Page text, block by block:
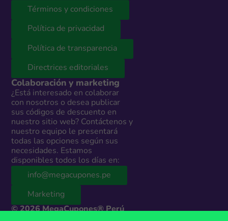
Términos y condiciones
Política de privacidad
Política de transparencia
Directrices editoriales
Colaboración y marketing
¿Está interesado en colaborar
con nosotros o desea publicar
sus códigos de descuento en
nuestro sitio web? Contáctenos y
nuestro equipo le presentará
todas las opciones según sus
necesidades. Estamos
disponibles todos los días en:
info@megacupones.pe
Marketing
© 2026 MegaCupones® Perú